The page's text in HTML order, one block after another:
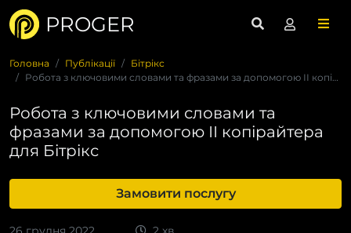
PROGER
Головна Публікації
Бітрікс
Робота з ключовими словами та фразами за допомогою ІІ копіра...
Робота з ключовими словами та
фразами за допомогою ІІ копірайтера
для Бітрікс
Замовити послугу